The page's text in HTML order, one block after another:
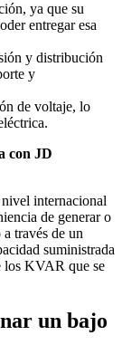
ya que su
entregar esa
y distribución
y
de voltaje, lo
con JD
nivel internacional
de generar o
través de un
suministrada
los KVAR que se
un bajo